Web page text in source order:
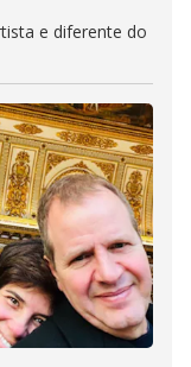
e diferente do